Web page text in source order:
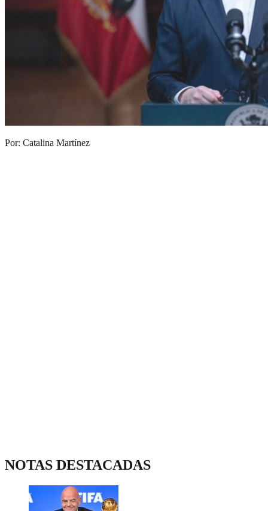
Por: Catalina Martínez
NOTAS DESTACADAS